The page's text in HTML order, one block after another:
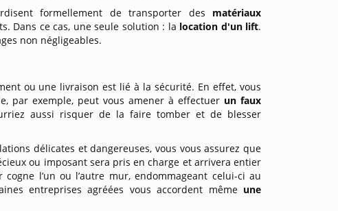
formellement de transporter des matériaux
Dans ce cas, une seule solution : la location d'un lift.
non négligeables.
ou une livraison est lié à la sécurité. En effet, vous
par exemple, peut vous amener à effectuer un faux
aussi risquer de la faire tomber et de blesser
délicates et dangereuses, vous vous assurez que
ou imposant sera pris en charge et arrivera entier
l’un ou l’autre mur, endommageant celui-ci au
entreprises agréées vous accordent même une